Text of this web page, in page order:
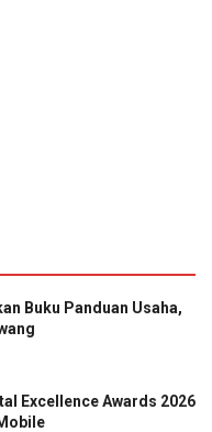
Buku Panduan Usaha,
Excellence Awards 2026